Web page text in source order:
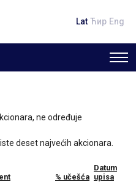
Lat Ћир Eng
ne određuje
deset najvećih akcionara.
% učešća
Datum
upisa